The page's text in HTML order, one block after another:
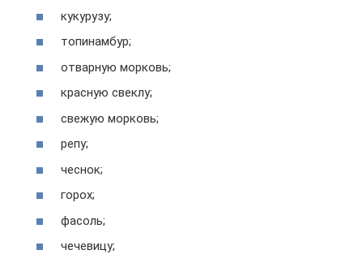
кукурузу;
топинамбур;
отварную морковь;
красную свеклу;
свежую морковь;
репу;
чеснок;
горох;
фасоль;
чечевицу;